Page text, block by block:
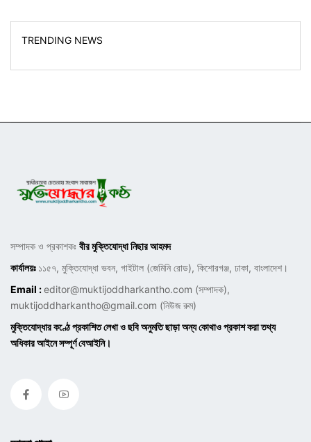
TRENDING NEWS
সম্পাদক ও প্রকাশকঃ বীর মুক্তিযোদ্ধা নিছার আহমদ
কার্যালয়ঃ ১১৫৭, মুক্তিযোদ্ধা ভবন, গাইটাল (জেমিনি রোড), কিশোরগঞ্জ, ঢাকা, বাংলাদেশ।
Email :editor@muktijoddharkantho.com (সম্পাদক),
muktijoddharkantho@gmail.com (নিউজ রুম)
মুক্তিযোদ্ধার কণ্ঠে প্রকাশিত লেখা ও ছবি অনুমতি ছাড়া অন্য কোথাও প্রকাশ করা তথ্য
অধিকার আইনে সম্পূর্ণ বেআইনি।